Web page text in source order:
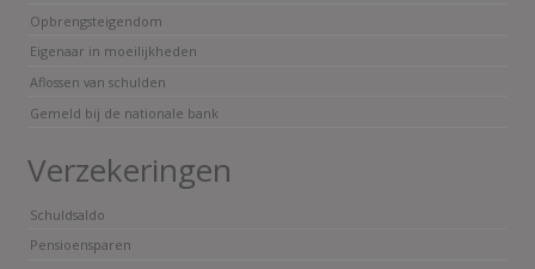
Opbrengsteigendom
Eigenaar in moeilijkheden
Aflossen van schulden
Gemeld bij de nationale bank
Verzekeringen
Schuldsaldo
Pensioensparen